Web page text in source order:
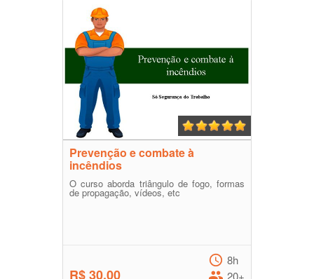
Prevenção e combate à
incêndios
O curso aborda triângulo de fogo, formas
de propagação, vídeos, etc
R$ 30,00
8h
20+